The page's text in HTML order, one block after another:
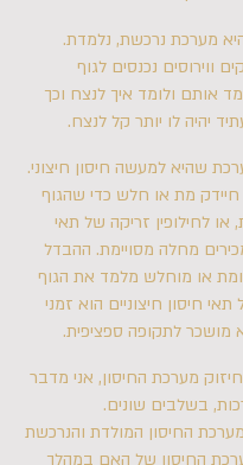
מערכת נרכשת, נלמדת.
ווירוסים נכנסים לגוף
אותם ולומד איך לנצח וכך
יהיה לו יותר קל לנצח.
שהיא למעשה חיסון חיצוני.
מת או חלש כדי שהגוף
או לחילופין זריקה של תאי
מחלה מסויימת. ההבדל
או מוחלש מלמד את הגוף
חיסון חיצוניים הוא זמני
מושכר לתקופה ספציפית.
מערכת החיסון, אני מדבר
בשלבים שונים.
החיסון המולדת והנרכשת
החיסון של האם במהלך